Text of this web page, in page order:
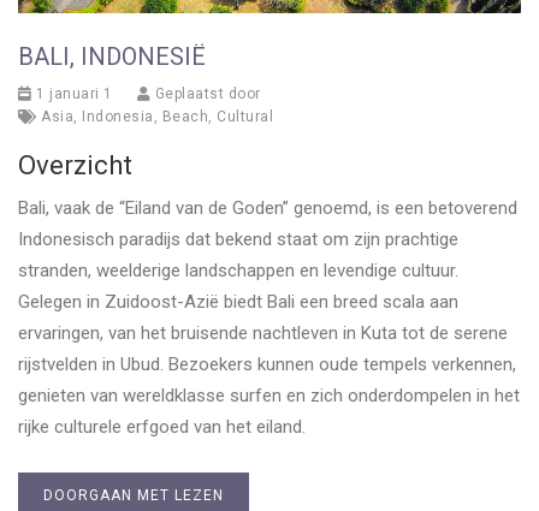
BALI, INDONESIË
1 januari 1
Geplaatst door
Asia
Indonesia Beach Cultural
Overzicht
Bali, vaak de “Eiland van de Goden” genoemd, is een betoverend
Indonesisch paradijs dat bekend staat om zijn prachtige
stranden, weelderige landschappen en levendige cultuur.
Gelegen in Zuidoost-Azië biedt Bali een breed scala aan
ervaringen, van het bruisende nachtleven in Kuta tot de serene
rijstvelden in Ubud. Bezoekers kunnen oude tempels verkennen,
genieten van wereldklasse surfen en zich onderdompelen in het
rijke culturele erfgoed van het eiland.
DOORGAAN MET LEZEN